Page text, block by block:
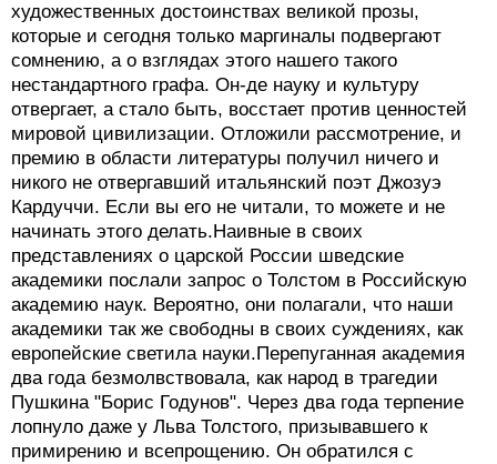
художественных достоинствах великой прозы,
которые и сегодня только маргиналы подвергают
сомнению, а о взглядах этого нашего такого
нестандартного графа. Он-де науку и культуру
отвергает, а стало быть, восстает против ценностей
мировой цивилизации. Отложили рассмотрение, и
премию в области литературы получил ничего и
никого не отвергавший итальянский поэт Джозуэ
Кардуччи. Если вы его не читали, то можете и не
начинать этого делать.Наивные в своих
представлениях о царской России шведские
академики послали запрос о Толстом в Российскую
академию наук. Вероятно, они полагали, что наши
академики так же свободны в своих суждениях, как
европейские светила науки.Перепуганная академия
два года безмолвствовала, как народ в трагедии
Пушкина "Борис Годунов". Через два года терпение
лопнуло даже у Льва Толстого, призывавшего к
примирению и всепрощению. Он обратился с